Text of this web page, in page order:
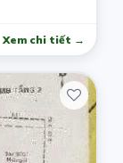
Xem chi tiết →